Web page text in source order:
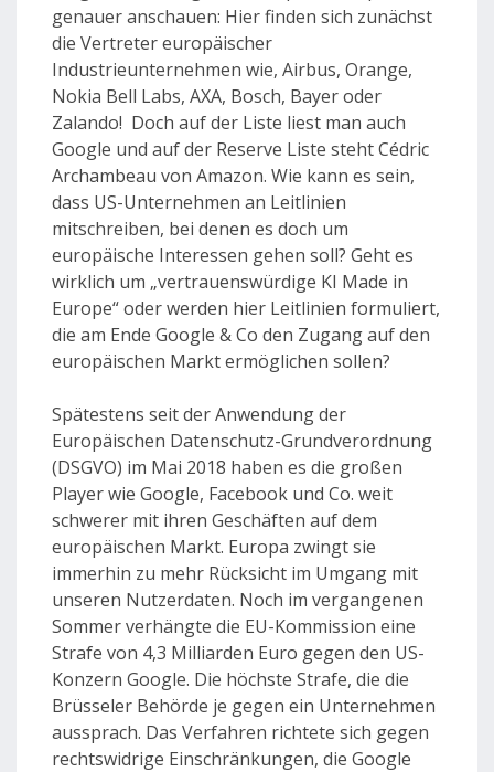
genauer anschauen: Hier finden sich zunächst
die Vertreter europäischer
Industrieunternehmen wie, Airbus, Orange,
Nokia Bell Labs, AXA, Bosch, Bayer oder
Zalando! Doch auf der Liste liest man auch
Google und auf der Reserve Liste steht Cédric
Archambeau von Amazon. Wie kann es sein,
dass US-Unternehmen an Leitlinien
mitschreiben, bei denen es doch um
europäische Interessen gehen soll? Geht es
wirklich um „vertrauenswürdige KI Made in
Europe“ oder werden hier Leitlinien formuliert,
die am Ende Google & Co den Zugang auf den
europäischen Markt ermöglichen sollen?
Spätestens seit der Anwendung der
Europäischen Datenschutz-Grundverordnung
(DSGVO) im Mai 2018 haben es die großen
Player wie Google, Facebook und Co. weit
schwerer mit ihren Geschäften auf dem
europäischen Markt. Europa zwingt sie
immerhin zu mehr Rücksicht im Umgang mit
unseren Nutzerdaten. Noch im vergangenen
Sommer verhängte die EU-Kommission eine
Strafe von 4,3 Milliarden Euro gegen den US-
Konzern Google. Die höchste Strafe, die die
Brüsseler Behörde je gegen ein Unternehmen
aussprach. Das Verfahren richtete sich gegen
rechtswidrige Einschränkungen, die Google